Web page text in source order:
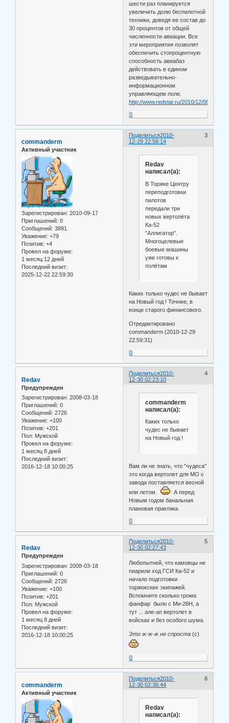
шести раз планируется
увеличить долю беспилотной
техники, доведя ее состав до
30 процентов от общей
численности авиации. Все
эти мероприятия позволят
обеспечить стопроцентную
способность авиабаз
действовать в едином
разведывательно-
информационном
управляющем поле.
http://www.redstar.ru/2010/12/08_12/
0
Поделиться 3
2010-
12-29 22:58:14
commanderm
Активный участник
Зарегистрирован: 2010-09-17
Приглашений: 0
Сообщений: 3891
Уважение: +79
Позитив: +4
Провел на форуме:
1 месяц 12 дней
Последний визит:
2025-12-22 22:59:30
Redav
написал(а):
В Торжке Центру
переподготовки
пилотов
передали три
новых вертолёта
Ка-52
"Аллигатор".
Многоцелевые
боевые машины
уже готовы к
полётам
Каких только чудес не бывает
на Новый год ! Точнее, в
конце старого финансового.
Отредактировано
commanderm (2010-12-29
22:59:31)
0
Поделиться 4
2010-
12-30 02:23:10
Redav
Предупрежден
Зарегистрирован: 2008-03-18
Приглашений: 0
Сообщений: 2726
Уважение: +100
Позитив: +201
Пол: Мужской
Провел на форуме:
1 месяц 8 дней
Последний визит:
2016-12-18 10:00:25
commanderm
написал(а):
Каких только
чудес не бывает
на Новый год !
Вам ли не знать, что "чудеса"
это когда вертолет для МО с
завода поставляется весной
или летом.
А перед
Новым годом банальная
плановая практика.
0
Поделиться 5
2010-
12-30 02:27:43
Redav
Предупрежден
Зарегистрирован: 2008-03-18
Приглашений: 0
Сообщений: 2726
Уважение: +100
Позитив: +201
Пол: Мужской
Провел на форуме:
1 месяц 8 дней
Последний визит:
2016-12-18 10:00:25
Любопытней, что камовцы не
пиарили ход ГСИ Ка-52 и
начало подготовки
торжокских экипажей.
Вспомните сколько грома
фанфар было с Ми-28Н, а
тут ... але-ап вертолет в
войсках и без особого шума.
Это ж-ж-ж не спроста (с)
0
Поделиться 6
2010-
12-30 02:36:44
commanderm
Активный участник
Redav
написал(а):